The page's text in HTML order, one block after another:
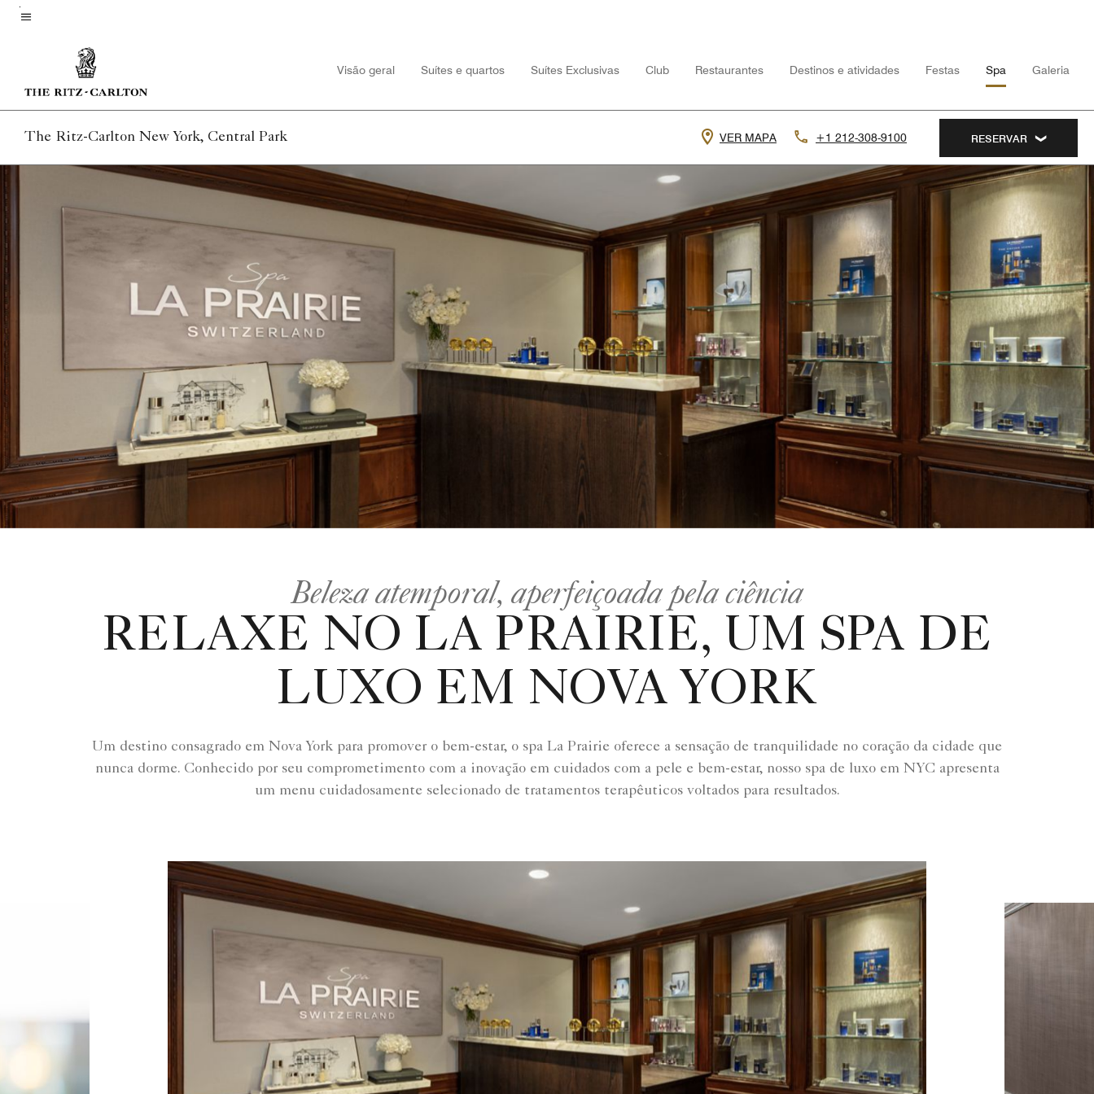
Skip
Visão geral Suítes e quartos Suítes Exclusivas Club Restaurantes Destinos e atividades Festas Spa Galeria
The Ritz-Carlton New York, Central Park VER MAPA +1 212-308-9100 RESERVAR
Beleza atemporal, aperfeiçoada pela ciência
RELAXE NO LA PRAIRIE, UM SPA DE
LUXO EM NOVA YORK
Um destino consagrado em Nova York para promover o bem-estar, o spa La Prairie oferece a sensação de tranquilidade no coração da cidade que
nunca dorme. Conhecido por seu comprometimento com a inovação em cuidados com a pele e bem-estar, nosso spa de luxo em NYC apresenta
um menu cuidadosamente selecionado de tratamentos terapêuticos voltados para resultados.